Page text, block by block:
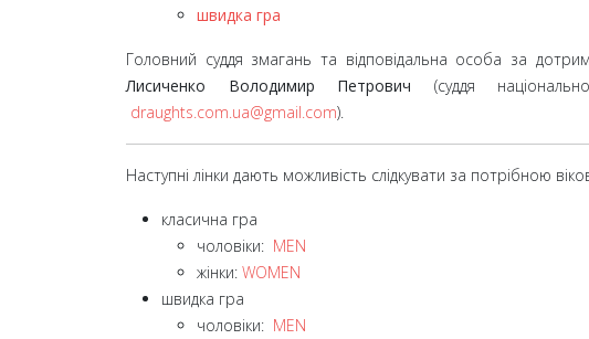
швидка гра
Головний суддя змагань та відповідальна особа за
Лисиченко Володимир Петрович (суддя
draughts.com.ua@gmail.com).
Наступні лінки дають можливість слідкувати за потрібною
класична гра
чоловіки: MEN
жінки: WOMEN
швидка гра
чоловіки: MEN